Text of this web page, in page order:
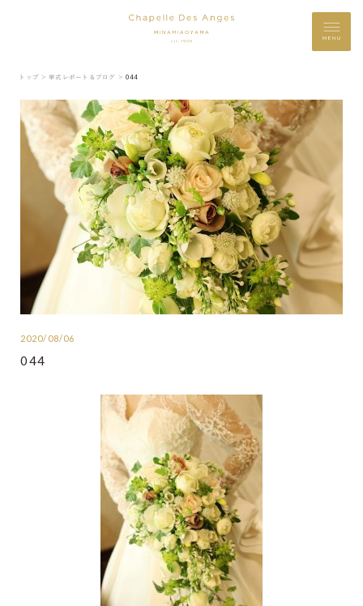
MENU
トップ ＞ 挙式レポート＆ブログ ＞ 044
2020/08/06
044